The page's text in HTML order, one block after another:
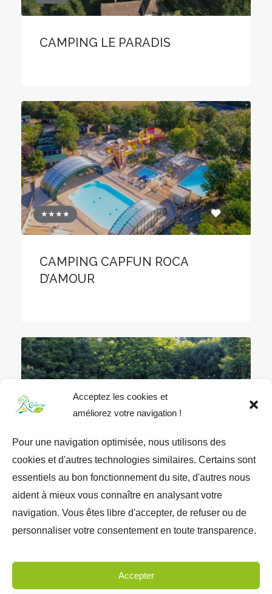
Acceptez les cookies et
améliorez votre navigation !
Pour une navigation optimisée, nous utilisons des
cookies et d'autres technologies similaires. Certains sont
essentiels au bon fonctionnement du site, d'autres nous
aident à mieux vous connaître en analysant votre
navigation. Vous êtes libre d'accepter, de refuser ou de
personnaliser votre consentement en toute transparence.
Accepter
CAMPING LE PARADIS
★★★★
CAMPING CAPFUN ROCA
D’AMOUR
CAMPING LE MOULIN DES
DONNES